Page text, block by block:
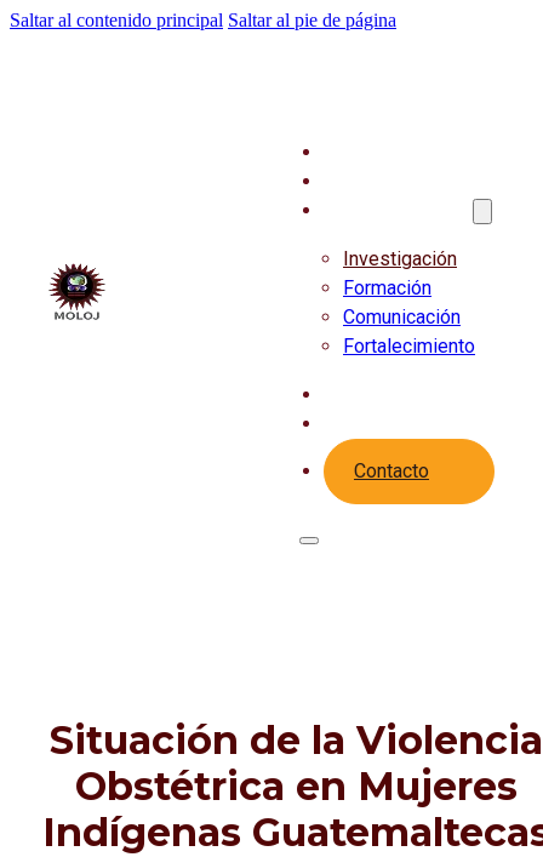
Saltar al contenido principal Saltar al pie de página
Investigación
Formación
Comunicación
Fortalecimiento
Contacto
Situación de la Violencia
Obstétrica en Mujeres
Indígenas